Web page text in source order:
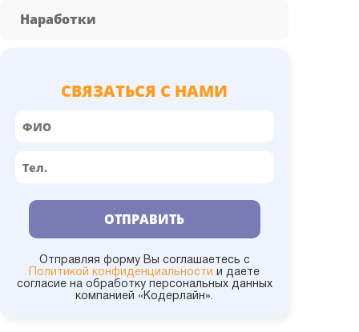
1С:Зарплата и управление
персоналом
1С:УКФ
1С:Университет
1С:УНФ
Наработки
СВЯЗАТЬСЯ С НАМИ
ОТПРАВИТЬ
Отправляя форму Вы соглашаетесь с
Политикой конфиденциальности
и даете
согласие на обработку персональных данных
компанией «Кодерлайн».